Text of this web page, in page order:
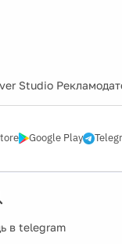
Studio
Google Play